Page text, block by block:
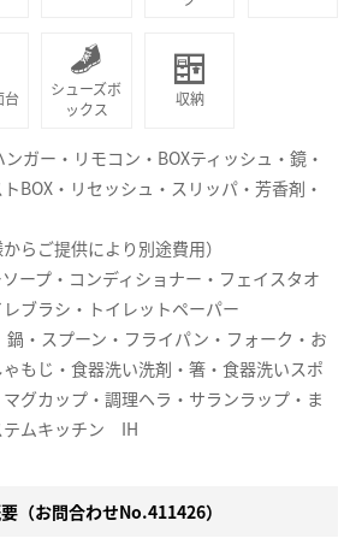
台
シューズボ
ックス
収納
ガー・リモコン・BOXティッシュ・鏡・
BOX・リセッシュ・スリッパ・芳香剤・
らご提供により別途費用）
ープ・コンディショナー・フェイスタオ
ブラシ・トイレットペーパー
鍋・スプーン・フライパン・フォーク・お
もじ・食器洗い洗剤・箸・食器洗いスポ
グカップ・調理ヘラ・サランラップ・ま
テムキッチン IH
（お問合わせNo.411426）